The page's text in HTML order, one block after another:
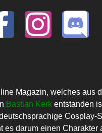
Magazin, welches aus
Bastian Kerk entstanden
Cosplay-
es darum einen Charakter